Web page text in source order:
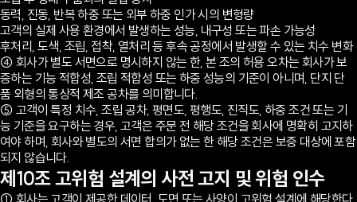
동력, 진동, 반복 하중 또는 외부 하중 인가 시의 변형량
고객의 실제 사용 환경에서 발생하는 성능, 내구성 또는 파손 가능성
후처리, 도색, 조립, 접착, 열처리 등 후속 공정에서 발생할 수 있는 치수 변화
④ 회사가 별도 서면으로 명시하지 않는 한, 본 조의 허용 오차는 회사가 보
증하는 기능 적합성, 조립 적합성 또는 하중 성능의 기준이 아니며, 단지 단
품 외형의 통상적 제조 공차를 의미합니다.
⑤ 고객이 특정 치수, 조립 공차, 평면도, 평행도, 진직도, 하중 조건 또는 기
능 기준을 요구하는 경우, 고객은 주문 전 해당 조건을 회사에 명확히 고지하
여야 하며, 회사와 별도의 서면 합의가 없는 한 해당 조건은 보증 대상에 포함
되지 않습니다.
제10조 고위험 설계의 사전 고지 및 위험 인수
① 회사는 고객이 제공한 데이터, 도면 또는 사양이 고위험 설계에 해당한다